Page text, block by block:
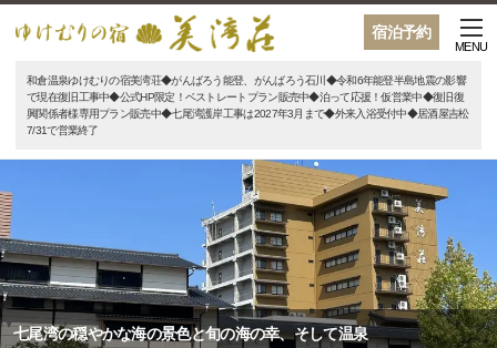
宿泊予約
MENU
和倉温泉ゆけむりの宿美湾荘◆がんばろう能登、がんばろう石川◆令和6年能登半島地震の影響
で現在復旧工事中◆公式HP限定！ベストレートプラン販売中◆泊って応援！仮営業中◆復旧復
興関係者様専用プラン販売中◆七尾湾護岸工事は2027年3月まで◆外来入浴受付中◆居酒屋吉松
7/31で営業終了
七尾湾の穏やかな海の景色と旬の海の幸、そして温泉